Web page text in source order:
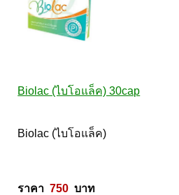
ครีมกันแดด ปัญหาฝ้า กระ
ครีมหน้าใส
ข้อเสื่อม กระดูก
เพื่อสุขภาพ
สมอง ความจำ น้ำมันปลา
Vitamate
Nature's Bounty
Nutri Master
Caltrate Calcium
Biolac (ไบโอแล็ค) 30cap
Biolac (ไบโอแล็ค)
ราคา 750
  บาท